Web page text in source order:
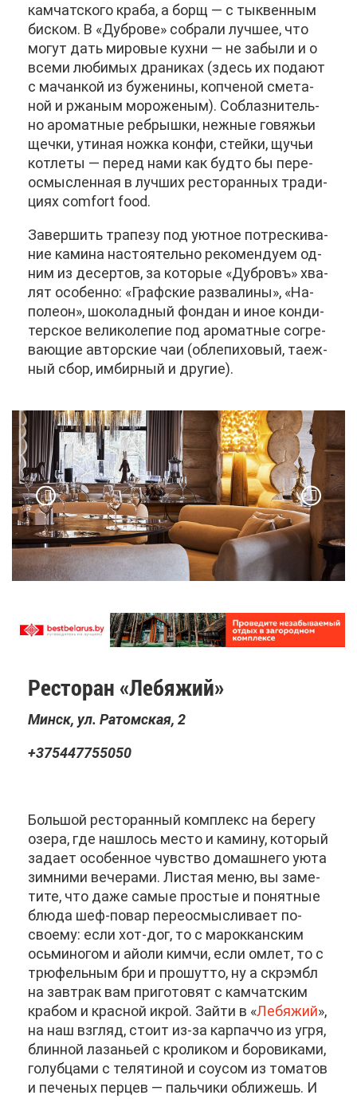
кам­чат­ско­го кра­ба, а борщ — с тык­вен­ным
бис­ком. В «Дуб­ро­ве» со­бра­ли луч­шее, что
мо­гут дать ми­ро­вые кух­ни — не за­бы­ли и о
все­ми лю­би­мых дра­ни­ках (здесь их по­да­ют
с ма­чан­кой из бу­же­ни­ны, коп­че­ной сме­та­
ной и ржа­ным мо­ро­же­ным). Со­блаз­ни­тель­
но аро­мат­ные реб­рыш­ки, неж­ные го­вя­жьи
щеч­ки, ути­ная нож­ка кон­фи, стей­ки, щу­чьи
кот­ле­ты — пе­ред на­ми как буд­то бы пе­ре­
осмыс­лен­ная в луч­ших ре­сто­ран­ных тра­ди­
ци­ях comfort food.
За­вер­шить тра­пе­зу под уют­ное по­трес­ки­ва­
ние ка­ми­на на­сто­я­тель­но ре­ко­мен­ду­ем од­
ним из де­сер­тов, за ко­то­рые «Дуб­ровъ» хва­
лят осо­бен­но: «Граф­ские раз­ва­ли­ны», «На­
по­ле­он», шо­ко­лад­ный фон­дан и иное кон­ди­
тер­ское ве­ли­ко­ле­пие под аро­мат­ные со­гре­
ва­ю­щие ав­тор­ские чаи (об­ле­пи­хо­вый, та­еж­
ный сбор, им­бир­ный и дру­гие).
Ре­сто­ран «Ле­бя­жий»
Минск, ул. Ратом­ская, 2
+375447755050
Боль­шой ре­сто­ран­ный ком­плекс на бе­ре­гу
озе­ра, где на­шлось ме­сто и ка­ми­ну, ко­то­рый
за­да­ет осо­бен­ное чув­ство до­маш­не­го уюта
зим­ни­ми ве­че­ра­ми. Ли­стая ме­ню, вы за­ме­
ти­те, что да­же са­мые про­стые и по­нят­ные
блю­да шеф-по­вар пе­ре­осмыс­ли­ва­ет по-
сво­е­му: ес­ли хот-дог, то с ма­рок­кан­ским
ось­ми­но­гом и ай­о­ли ким­чи, ес­ли ом­лет, то с
трю­фель­ным бри и про­шут­то, ну а скр­эм­бл
на зав­трак вам при­го­то­вят с кам­чат­ским
кра­бом и крас­ной ик­рой. Зай­ти в «Ле­бя­жий»,
на наш взгляд, сто­ит из-за кар­пач­чо из уг­ря,
блин­ной ла­за­ньей с кро­ли­ком и бо­ро­ви­ка­ми,
го­луб­ца­ми с те­ля­ти­ной и со­усом из то­ма­тов
и пе­че­ных пер­цев — паль­чи­ки об­ли­жешь. И